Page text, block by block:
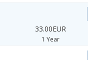
33.00EUR
1 Year